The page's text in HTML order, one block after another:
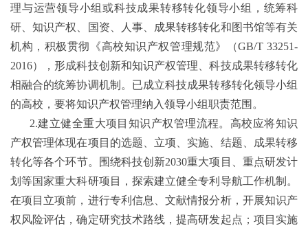
理与运营领导小组或科技成果转移转化领导小组，统筹科
研、知识产权、国资、人事、成果转移转化和图书馆等有关
机构，积极贯彻《高校知识产权管理规范》（GB/T 33251-
2016），形成科技创新和知识产权管理、科技成果转移转化
相融合的统筹协调机制。已成立科技成果转移转化领导小组
的高校，要将知识产权管理纳入领导小组职责范围。
2.建立健全重大项目知识产权管理流程。高校应将知识
产权管理体现在项目的选题、立项、实施、结题、成果转移
转化等各个环节。围绕科技创新2030重大项目、重点研发计
划等国家重大科研项目，探索建立健全专利导航工作机制。
在项目立项前，进行专利信息、文献情报分析，开展知识产
权风险评估，确定研究技术路线，提高研发起点；项目实施